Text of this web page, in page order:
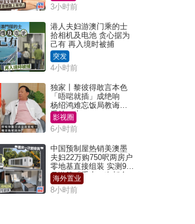
3小时前
港人夫妇游澳门乘的士
拾相机及电池 贪心据为
己有 再入境时被捕
突发
4小时前
独家丨黎彼得敢言本色
「唔啱就插」成绝响
杨绍鸿难忘饭局教诲：
受益一生
影视圈
6小时前
中国预制屋热销美澳墨
夫妇22万购750呎两房户
零地基直接组装 实测9个
月激赞「重来一次都会
买」
海外置业
8小时前